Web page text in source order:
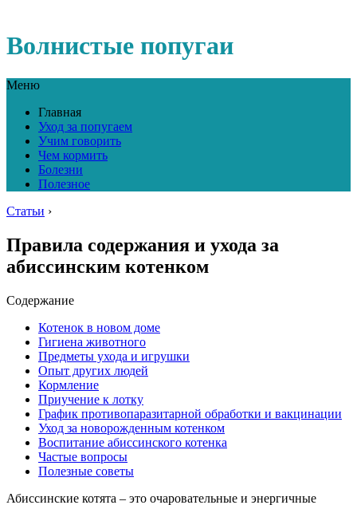
Волнистые попугаи
Меню
Главная
Уход за попугаем
Учим говорить
Чем кормить
Болезни
Полезное
Статьи ›
Правила содержания и ухода за
абиссинским котенком
Содержание
Котенок в новом доме
Гигиена животного
Предметы ухода и игрушки
Опыт других людей
Кормление
Приучение к лотку
График противопаразитарной обработки и вакцинации
Уход за новорожденным котенком
Воспитание абиссинского котенка
Частые вопросы
Полезные советы
Абиссинские котята – это очаровательные и энергичные